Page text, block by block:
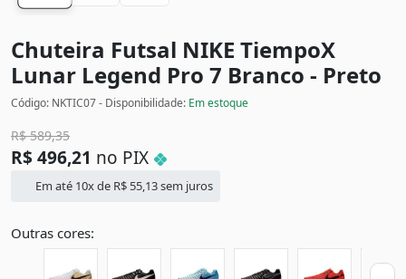
Chuteira Futsal NIKE TiempoX
Lunar Legend Pro 7 Branco - Preto
Código: NKTIC07 - Disponibilidade: Em estoque
R$589,35
R$ 496,21 no PIX
Em até 10x de R$ 55,13sem juros
Outras cores: